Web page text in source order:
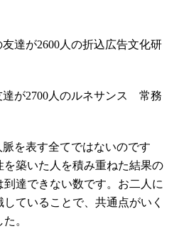
達が2600人の折込広告文化研
達が2700人のルネサンス 常務
脈を表す全てではないのです
を築いた人を積み重ねた結果の
達できない数です。お二人に
していることで、共通点がいく
。